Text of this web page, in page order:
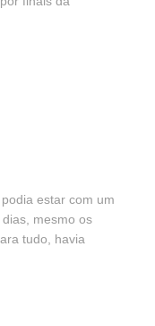
estar com um
mesmo os
tudo, havia